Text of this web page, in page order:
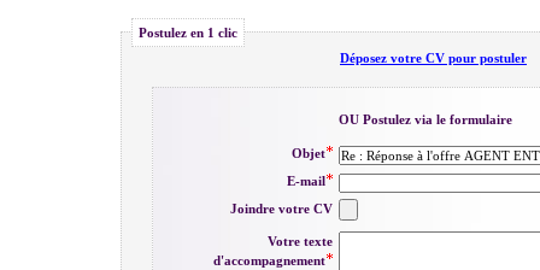
Postulez en 1 clic
Déposez votre CV pour postuler
OU Postulez via le formulaire
Objet
E-mail
Joindre votre CV
Votre texte
d'accompagnement